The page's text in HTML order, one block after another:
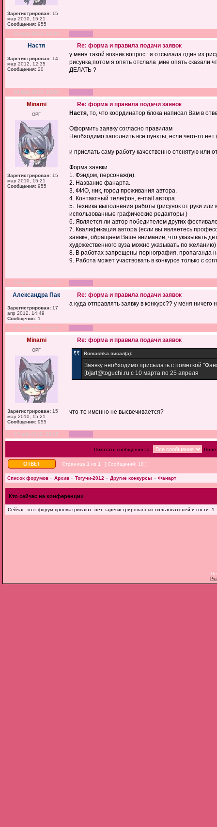
Зарегистрирован: 15
мар 2010, 15:21
Сообщения: 955
26 мар 2012, 15:38
Настя
Зарегистрирован: 14
мар 2012, 12:35
Сообщения: 20
Re: форма и правила подачи заявок
у меня такой возник вопрос : я отсылала один из
рисунка,потом я опять отслала ,мне опять
ДЕЛАТЬ ?
29 мар 2012, 19:20
Minami
ОРГ
Зарегистрирован: 15
мар 2010, 15:21
Сообщения: 955
Re: форма и правила подачи заявок
Настя, то, что координатор блока написал Вам в
Оформить заявку согласно правилам
Необходимо заполнить все пункты, если чего-то
и прислать саму работу качественно отснятую или
Форма заявки.
1. Фэндом, персонаж(и).
2. Название фанарта.
3. ФИО, ник, город проживания автора.
4. Контактный телефон, e-mail автора.
5. Техника выполнения работы (рисунок от руки
использованные графические редакторы )
6. Является ли автор победителем других
7. Квалификация автора (если вы являетесь
заявке, обращаем Ваше внимание, что указывать
художественного вуза можно указывать по желанию)
8. В работах запрещены порнография, пропаганда
9. Работа может участвовать в конкурсе только с
29 мар 2012, 21:39
Александра Пак
Зарегистрирован: 17
апр 2012, 14:49
Сообщения: 1
Re: форма и правила подачи заявок
а куда отправлять заявку в конкурс?? у меня
17 апр 2012, 14:52
Minami
ОРГ
Зарегистрирован: 15
мар 2010, 15:21
Сообщения: 955
Re: форма и правила подачи заявок
Romashka писал(а):
Заявку необходимо присылать с пометкой
[b]art@toguchi.ru с 10 марта по 25 апреля
что-то именно не высвечивается?
17 апр 2012, 20:18
Показать сообщения за: Поле
Страница 1 из 1 [ Сообщений: 18 ]
Список форумов » Архив » Тогучи-2012 » Другие конкурсы » Фанарт
Кто сейчас на конференции
Сейчас этот форум просматривают: нет зарегистрированных пользователей и гости: 1